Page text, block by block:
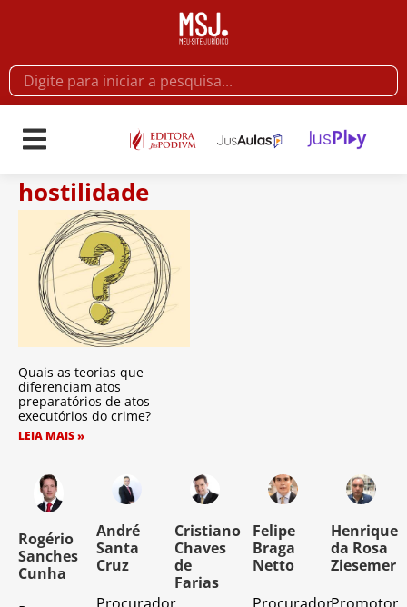
hostilidade
Quais as teorias que
diferenciam atos
preparatórios de atos
executórios do crime?
LEIA MAIS »
Rogério
Sanches
Cunha
André
Santa
Cruz
Cristiano
Chaves
de
Farias
Felipe
Braga
Netto
Henrique
da Rosa
Ziesemer